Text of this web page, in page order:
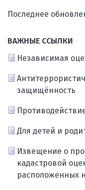
Последнее
ВАЖНЫЕ ССЫЛКИ
Независимая
защищённость
Для детей и
Извещение о
кадастровой
расположенных